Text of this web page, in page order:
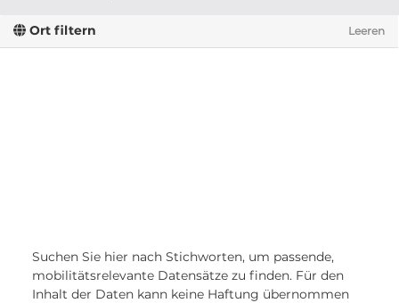
Ort filtern Leeren
Suchen Sie hier nach Stichworten, um passende,
mobilitätsrelevante Datensätze zu finden. Für den
Inhalt der Daten kann keine Haftung übernommen